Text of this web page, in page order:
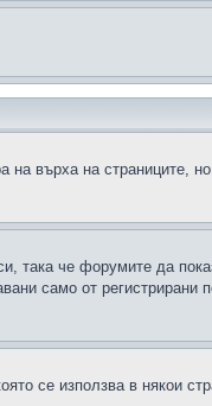
на върха на страниците,
така че форумите да
само от регистрирани
се използва в някои